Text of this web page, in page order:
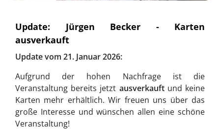
Update: Jürgen Becker - Karten
ausverkauft
Update vom 21. Januar 2026:
Aufgrund der hohen Nachfrage ist die
Veranstaltung bereits jetzt ausverkauft und keine
Karten mehr erhältlich. Wir freuen uns über das
große Interesse und wünschen allen eine schöne
Veranstaltung!